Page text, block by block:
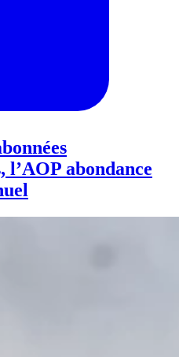
l’AOP abondance